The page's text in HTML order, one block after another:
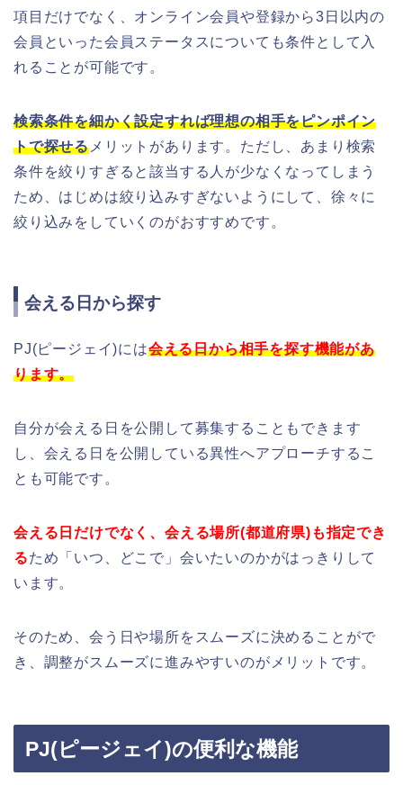
項目だけでなく、オンライン会員や登録から3日以内の
会員といった会員ステータスについても条件として入
れることが可能です。
検索条件を細かく設定すれば理想の相手をピンポイン
トで探せる メリットがあります。ただし、あまり検索
条件を絞りすぎると該当する人が少なくなってしまう
ため、はじめは絞り込みすぎないようにして、徐々に
絞り込みをしていくのがおすすめです。
会える日から探す
PJ(ピージェイ)には会える日から相手を探す機能があ
ります。
自分が会える日を公開して募集することもできます
し、会える日を公開している異性へアプローチするこ
とも可能です。
会える日だけでなく、会える場所(都道府県)も指定でき
るため「いつ、どこで」会いたいのかがはっきりして
います。
そのため、会う日や場所をスムーズに決めることがで
き、調整がスムーズに進みやすいのがメリットです。
PJ(ピージェイ)の便利な機能